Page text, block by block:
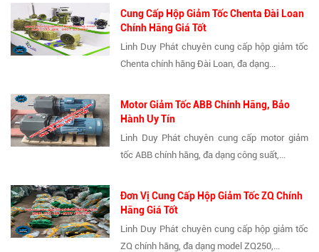
Cung Cấp Hộp Giảm Tốc Chenta Đài Loan
Chính Hãng Giá Tốt
Linh Duy Phát chuyên cung cấp hộp giảm tốc
Chenta chính hãng Đài Loan, đa dạng...
Motor Giảm Tốc ABB Chính Hãng, Bảo
Hành Uy Tín
Linh Duy Phát chuyên cung cấp motor giảm
tốc ABB chính hãng, đa dạng công suất,...
Đơn Vị Cung Cấp Hộp Giảm Tốc ZQ Chính
Hãng Giá Tốt
Linh Duy Phát chuyên cung cấp hộp giảm tốc
ZQ chính hãng, đa dạng model ZQ250,...